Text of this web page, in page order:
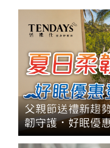
父親節送禮新趨
韌守護・好眠優惠